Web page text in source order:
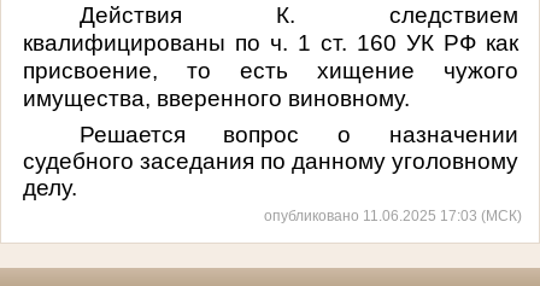
Действия К. следствием
квалифицированы по ч. 1 ст. 160 УК РФ как
присвоение, то есть хищение чужого
имущества, вверенного виновному.
Решается вопрос о назначении
судебного заседания по данному уголовному
делу.
опубликовано 11.06.2025 17:03 (МСК)